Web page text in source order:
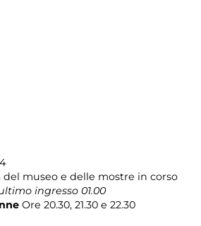
museo e delle mostre in corso
ingresso 01.00
Ore 20.30, 21.30 e 22.30